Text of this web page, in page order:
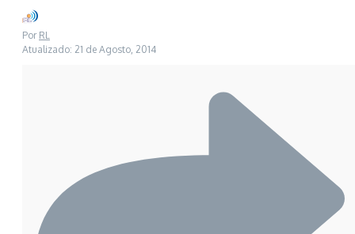
Por RL
Atualizado: 21 de Agosto, 2014